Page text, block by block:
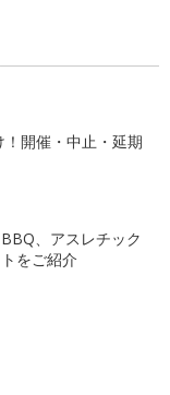
開催・中止・延期
、アスレチック
をご紹介